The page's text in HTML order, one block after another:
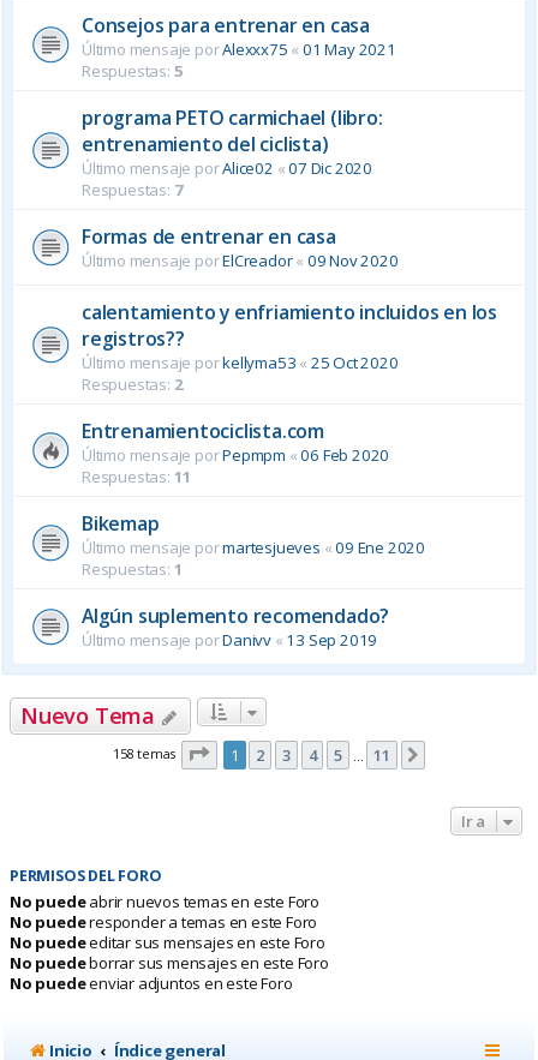
Consejos para entrenar en casa
Último mensaje porAlexxx75 «01 May 2021
Respuestas: 5
programa PETO carmichael (libro:
entrenamiento del ciclista)
Último mensaje porAlice02 «07 Dic 2020
Respuestas: 7
Formas de entrenar en casa
Último mensaje porElCreador« 09 Nov 2020
calentamiento y enfriamiento incluidos en los
registros??
Último mensaje porkellyma53 « 25 Oct 2020
Respuestas: 2
Entrenamientociclista.com
Último mensaje porPepmpm «06 Feb 2020
Respuestas: 11
Bikemap
Último mensaje pormartesjueves «09 Ene 2020
Respuestas: 1
Algún suplemento recomendado?
Último mensaje porDanivv « 13 Sep 2019
Nuevo Tema
158 temas Página de 11
1 2 3 4 5 11
Ir a
PERMISOS DEL FORO
No puedeabrir nuevos temas en este Foro
No puederesponder a temas en este Foro
No puedeeditar sus mensajes en este Foro
No puedeborrar sus mensajes en este Foro
No puedeenviar adjuntos en este Foro
Inicio Índice general